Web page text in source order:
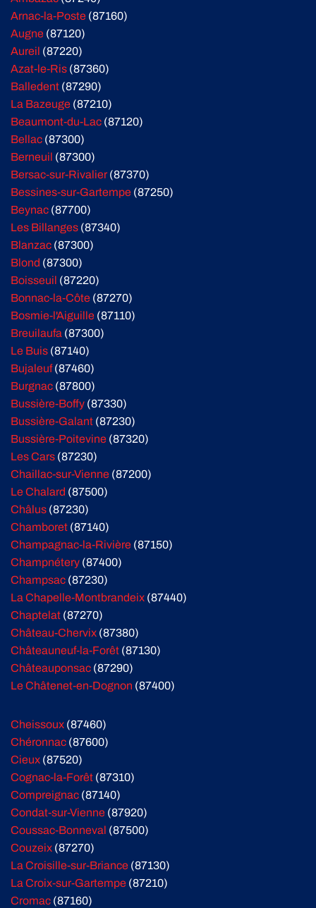
Arnac-la-Poste (87160)
Augne (87120)
Aureil (87220)
Azat-le-Ris (87360)
Balledent (87290)
La Bazeuge (87210)
Beaumont-du-Lac (87120)
Bellac (87300)
Berneuil (87300)
Bersac-sur-Rivalier(87370)
Bessines-sur-Gartempe (87250)
Beynac (87700)
Les Billanges (87340)
Blanzac (87300)
Blond (87300)
Boisseuil (87220)
Bonnac-la-Côte (87270)
Bosmie-l'Aiguille (87110)
Breuilaufa (87300)
Le Buis (87140)
Bujaleuf(87460)
Burgnac (87800)
Bussière-Boffy (87330)
Bussière-Galant (87230)
Bussière-Poitevine (87320)
Les Cars (87230)
Chaillac-sur-Vienne (87200)
Le Chalard (87500)
Châlus (87230)
Chamboret (87140)
Champagnac-la-Rivière (87150)
Champnétery (87400)
Champsac (87230)
La Chapelle-Montbrandeix (87440)
Chaptelat (87270)
Château-Chervix (87380)
Châteauneuf-la-Forêt (87130)
Châteauponsac (87290)
Le Châtenet-en-Dognon (87400)
Cheissoux (87460)
Chéronnac (87600)
Cieux (87520)
Cognac-la-Forêt (87310)
Compreignac (87140)
Condat-sur-Vienne (87920)
Coussac-Bonneval (87500)
Couzeix (87270)
La Croisille-sur-Briance (87130)
La Croix-sur-Gartempe (87210)
Cromac (87160)